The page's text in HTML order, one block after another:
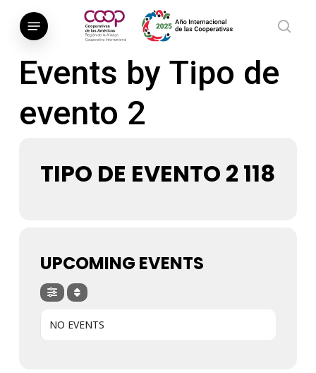
principal
Menú
Events by Tipo de
evento 2
TIPO DE EVENTO 2 118
UPCOMING EVENTS
NO EVENTS